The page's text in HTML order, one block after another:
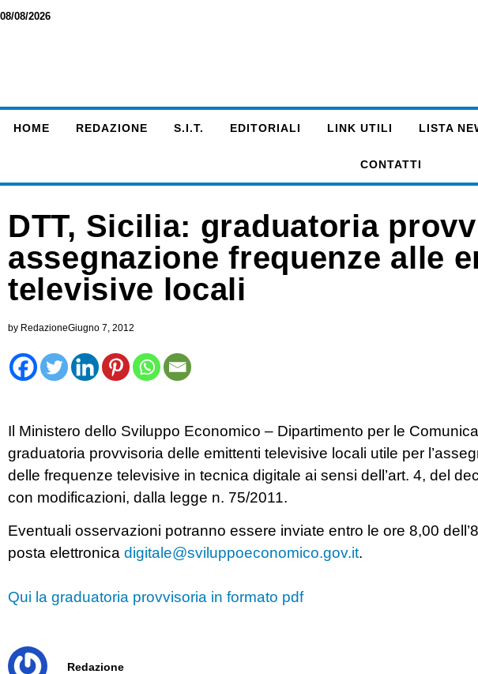
08/08/2026
HOME REDAZIONE S.I.T. EDITORIALI LINK UTILI LISTA
CONTATTI
DTT, Sicilia: graduatoria
assegnazione frequenze alle
televisive locali
by RedazioneGiugno 7, 2012
Il Ministero dello Sviluppo Economico – Dipartimento per le
graduatoria provvisoria delle emittenti televisive locali utile per
delle frequenze televisive in tecnica digitale ai sensi dell’art. 4, del
con modificazioni, dalla legge n. 75/2011.
Eventuali osservazioni potranno essere inviate entro le ore 8,00
posta elettronica digitale@sviluppoeconomico.gov.it.
Qui la graduatoria provvisoria in formato pdf
Redazione